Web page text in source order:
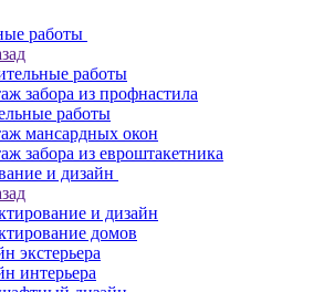
работы
работы
забора из профнастила
работы
мансардных окон
забора из евроштакетника
и дизайн
и дизайн
домов
экстерьера
интерьера